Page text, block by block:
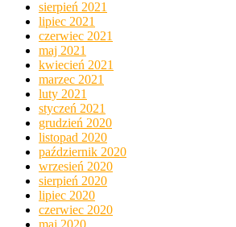
sierpień 2021
lipiec 2021
czerwiec 2021
maj 2021
kwiecień 2021
marzec 2021
luty 2021
styczeń 2021
grudzień 2020
listopad 2020
październik 2020
wrzesień 2020
sierpień 2020
lipiec 2020
czerwiec 2020
maj 2020